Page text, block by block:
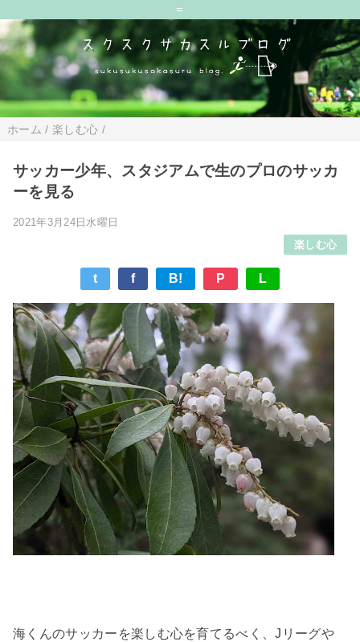
=
ホーム / 楽しむ心 /
サッカー少年、スタジアムで生のプロのサッカ
ーを見る
2021年3月24日水曜日
楽しむ心
t f B! P L
海くんのサッカーを楽しむ心を育てるべく、Jリーグや